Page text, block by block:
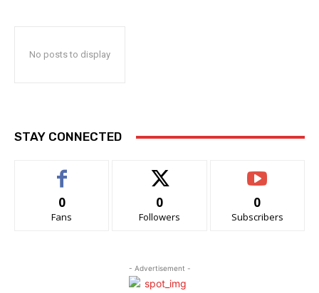
No posts to display
STAY CONNECTED
0
Fans
0
Followers
0
Subscribers
- Advertisement -